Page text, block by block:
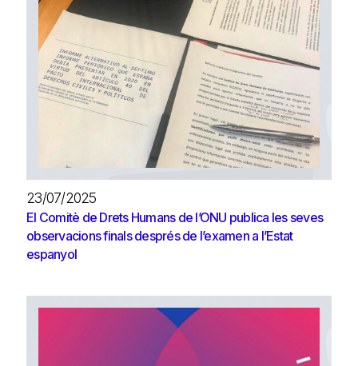
23/07/2025
El Comitè de Drets Humans de l’ONU publica les seves
observacions finals després de l’examen a l’Estat
espanyol